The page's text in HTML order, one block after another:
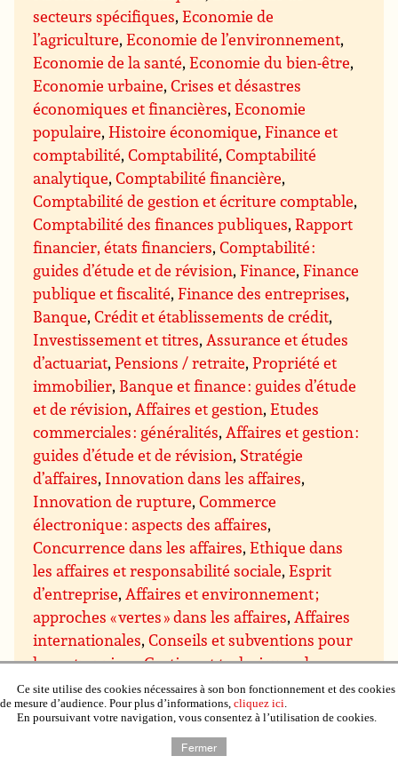
secteurs spécifiques,Economie de
l’agriculture,Economie de l’environnement,
Economie de la santé,Economie du bien-être,
Economie urbaine,Crises et désastres
économiques et financières,Economie
populaire,Histoire économique,Finance et
comptabilité,Comptabilité,Comptabilité
analytique,Comptabilité financière,
Comptabilité de gestion et écriture comptable,
Comptabilité des finances publiques,Rapport
financier, états financiers,Comptabilité :
guides d’étude et de révision,Finance,Finance
publique et fiscalité,Finance des entreprises,
Banque,Crédit et établissements de crédit,
Investissement et titres,Assurance et études
d’actuariat,Pensions / retraite,Propriété et
immobilier, Banque et finance : guides d’étude
et de révision,Affaires et gestion,Etudes
commerciales : généralités,Affaires et gestion :
guides d’étude et de révision, Stratégie
d’affaires, Innovation dans les affaires,
Innovation de rupture,Commerce
électronique : aspects des affaires,
Concurrence dans les affaires,Ethique dans
les affaires et responsabilité sociale,Esprit
d’entreprise,Affaires et environnement ;
approches « vertes » dans les affaires,Affaires
internationales,Conseils et subventions pour
les entreprises,Gestion et techniques de
gestion,Gestion : direction et motivation,
Gestion des prises de décision,Gestion du
Gestion des projets,Assurance qualité
Gestion du temps
Ce site utilise des cookies nécessaires à son bon fonctionnement et des cookies
de mesure d’audience. Pour plus d’informations, cliquez ici.
En poursuivant votre navigation, vous consentez à l’utilisation de cookies.
Fermer